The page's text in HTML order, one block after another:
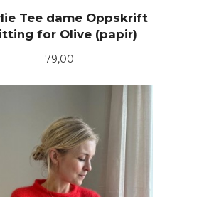
Tee dame Oppskrift
for Olive (papir)
Pris
79,00